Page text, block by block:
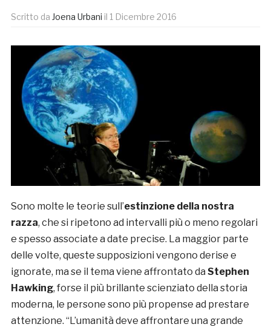
Scritto da Joena Urbani il 1 Dicembre 2016
Sono molte le teorie sull’estinzione della nostra
razza, che si ripetono ad intervalli più o meno regolari
e spesso associate a date precise. La maggior parte
delle volte, queste supposizioni vengono derise e
ignorate, ma se il tema viene affrontato da Stephen
Hawking, forse il più brillante scienziato della storia
moderna, le persone sono più propense ad prestare
attenzione. “L’umanità deve affrontare una grande